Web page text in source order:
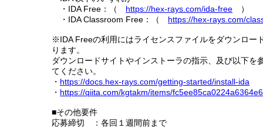
・IDA Free：（ https://hex-rays.com/ida-free ）
・IDA Classroom Free：（ https://hex-rays.com/
※IDA Freeの利用にはライセンスファイルをダウンロー
ります。
ダウンロードサイトやインストーラの指示、及び以下を
てください。
・ https://docs.hex-rays.com/getting-started/install-ida
・ https://qiita.com/kgtakm/items/fc5ee85ca0224a6364e6
■その他要件
応募締切 ：各回１週間前まで